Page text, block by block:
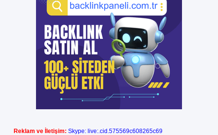
Reklam ve İletişim: Skype: live:.cid.575569c608265c69